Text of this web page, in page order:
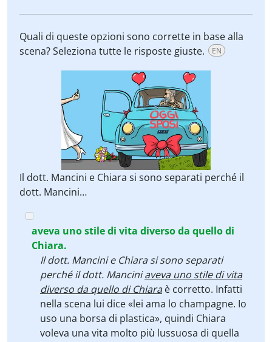
Quali di queste opzioni sono corrette in base alla
scena? Seleziona tutte le risposte giuste.
EN
Il dott. Mancini e Chiara si sono separati perché il
dott. Mancini…
aveva uno stile di vita diverso da quello di
Chiara.
Il dott. Mancini e Chiara si sono separati
perché il dott. Manciniaveva uno stile di vita
diverso da quello di Chiara è corretto. Infatti
nella scena lui dice «lei ama lo champagne. Io
uso una borsa di plastica», quindi Chiara
voleva una vita molto più lussuosa di quella